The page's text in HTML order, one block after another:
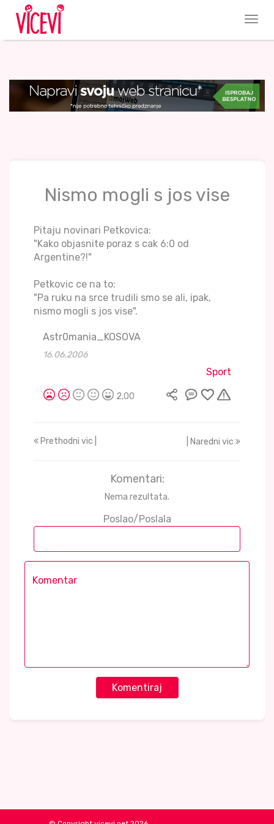
Nismo mogli s jos vise
Pitaju novinari Petkovica:
"Kako objasnite poraz s cak 6:0 od
Argentine?!"
Petkovic ce na to:
"Pa ruku na srce trudili smo se ali, ipak,
nismo mogli s jos vise".
Astr0mania_KOSOVA
16.06.2006
Sport
2,00
Prethodni vic | | Naredni vic
Komentari:
Nema rezultata.
Poslao/Poslala
Komentiraj